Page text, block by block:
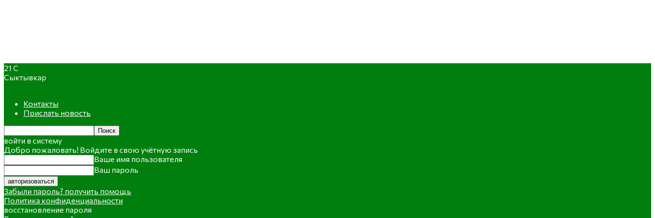
21 C
Сыктывкар
Контакты
Прислать новость
войти в систему
Добро пожаловать! Войдите в свою учётную запись
Ваше имя пользователя
Ваш пароль
Забыли пароль? получить помощь
Политика конфиденциальности
восстановление пароля